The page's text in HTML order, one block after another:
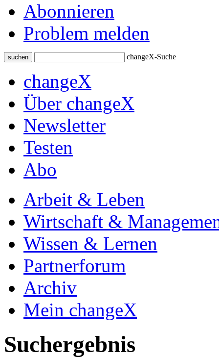
Abonnieren
Problem melden
suchen changeX-Suche
changeX
Über changeX
Newsletter
Testen
Abo
Arbeit & Leben
Wirtschaft &
Wissen & Lernen
Partnerforum
Archiv
Mein changeX
Suchergebnis